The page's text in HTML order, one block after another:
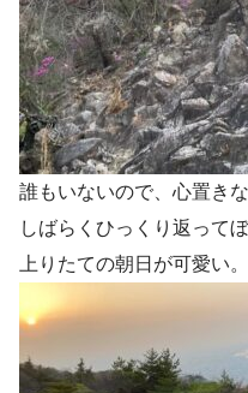
誰もいないので、心置き
しばらくひっくり返って
上りたての朝日が可愛い。